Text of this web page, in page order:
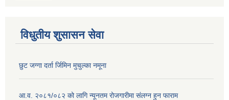
विधुतीय शुसासन सेवा
छुट जग्गा दर्ता र्जिमिन मुचुल्का नमूना
आ.व. २०८१/०८२ को लागि न्यूनतम रोजगारीमा संलग्न हुन फाराम